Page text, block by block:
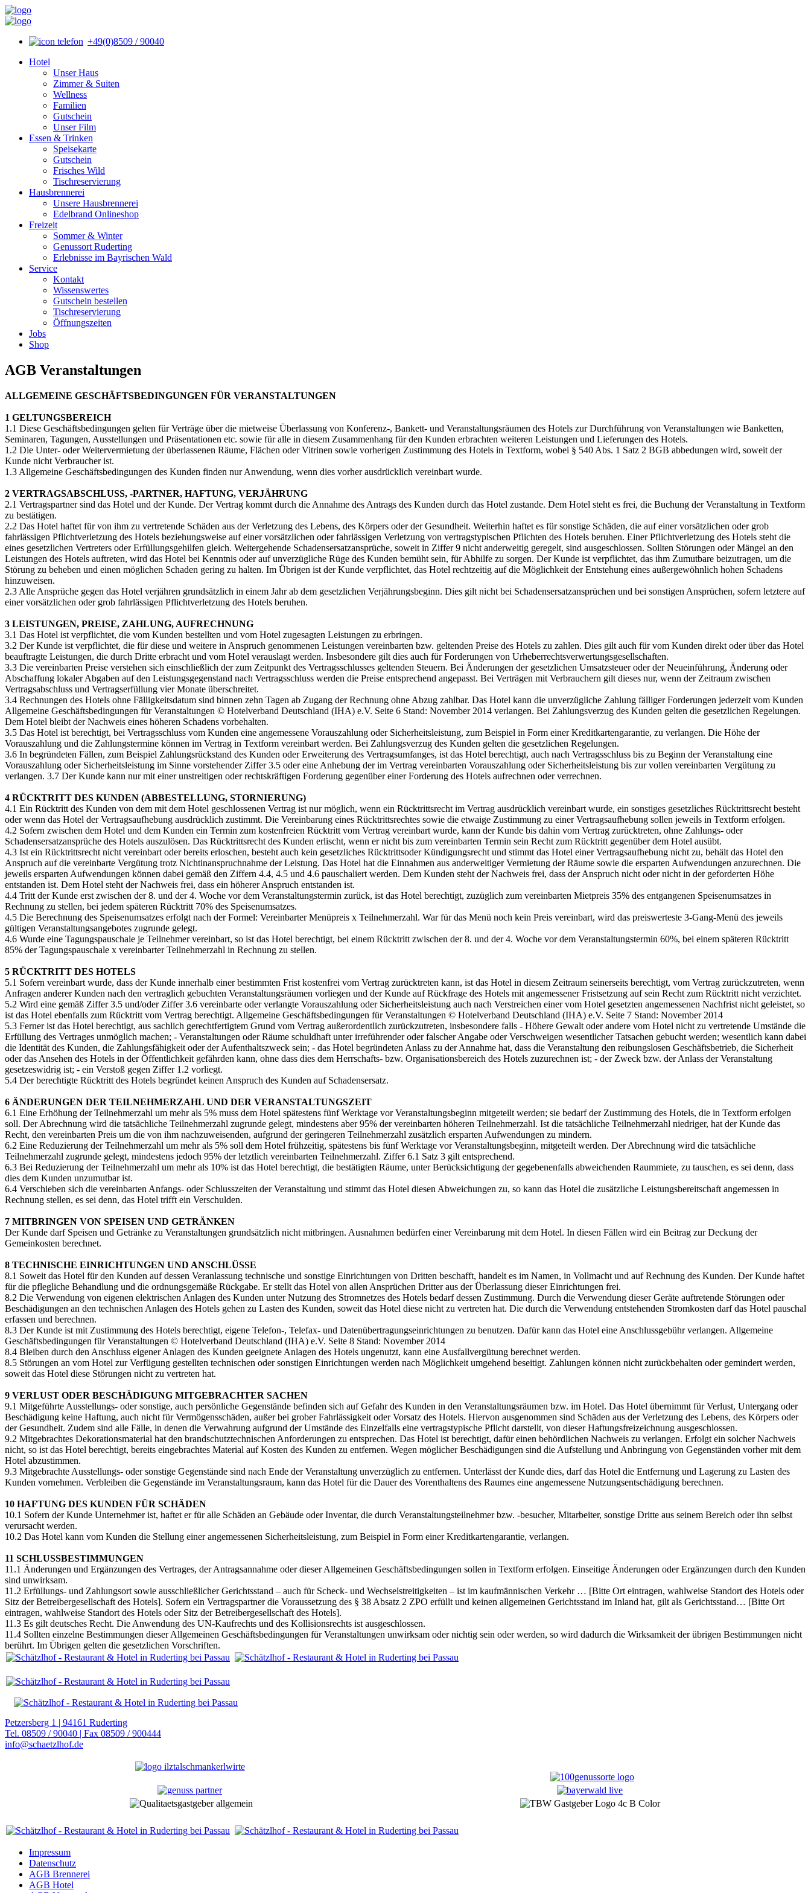
+49(0)8509 / 90040
Hotel
Unser Haus
Zimmer & Suiten
Wellness
Familien
Gutschein
Unser Film
Essen & Trinken
Speisekarte
Gutschein
Frisches Wild
Tischreservierung
Hausbrennerei
Unsere Hausbrennerei
Edelbrand Onlineshop
Freizeit
Sommer & Winter
Genussort Ruderting
Erlebnisse im Bayrischen Wald
Service
Kontakt
Wissenswertes
Gutschein bestellen
Tischreservierung
Öffnungszeiten
Jobs
Shop
AGB Veranstaltungen
ALLGEMEINE GESCHÄFTSBEDINGUNGEN FÜR VERANSTALTUNGEN
1 GELTUNGSBEREICH
1.1 Diese Geschäftsbedingungen gelten für Verträge über die mietweise Überlassung von Konferenz-, Bankett- und Veranstaltungsräumen des Hotels zur Durchführung von Veranstaltungen wie Banketten,
Seminaren, Tagungen, Ausstellungen und Präsentationen etc. sowie für alle in diesem Zusammenhang für den Kunden erbrachten weiteren Leistungen und Lieferungen des Hotels.
1.2 Die Unter- oder Weitervermietung der überlassenen Räume, Flächen oder Vitrinen sowie vorherigen Zustimmung des Hotels in Textform, wobei § 540 Abs. 1 Satz 2 BGB abbedungen wird, soweit der
Kunde nicht Verbraucher ist.
1.3 Allgemeine Geschäftsbedingungen des Kunden finden nur Anwendung, wenn dies vorher ausdrücklich vereinbart wurde.
2 VERTRAGSABSCHLUSS, -PARTNER, HAFTUNG, VERJÄHRUNG
2.1 Vertragspartner sind das Hotel und der Kunde. Der Vertrag kommt durch die Annahme des Antrags des Kunden durch das Hotel zustande. Dem Hotel steht es frei, die Buchung der Veranstaltung in Textform
zu bestätigen.
2.2 Das Hotel haftet für von ihm zu vertretende Schäden aus der Verletzung des Lebens, des Körpers oder der Gesundheit. Weiterhin haftet es für sonstige Schäden, die auf einer vorsätzlichen oder grob
fahrlässigen Pflichtverletzung des Hotels beziehungsweise auf einer vorsätzlichen oder fahrlässigen Verletzung von vertragstypischen Pflichten des Hotels beruhen. Einer Pflichtverletzung des Hotels steht die
eines gesetzlichen Vertreters oder Erfüllungsgehilfen gleich. Weitergehende Schadensersatzansprüche, soweit in Ziffer 9 nicht anderweitig geregelt, sind ausgeschlossen. Sollten Störungen oder Mängel an den
Leistungen des Hotels auftreten, wird das Hotel bei Kenntnis oder auf unverzügliche Rüge des Kunden bemüht sein, für Abhilfe zu sorgen. Der Kunde ist verpflichtet, das ihm Zumutbare beizutragen, um die
Störung zu beheben und einen möglichen Schaden gering zu halten. Im Übrigen ist der Kunde verpflichtet, das Hotel rechtzeitig auf die Möglichkeit der Entstehung eines außergewöhnlich hohen Schadens
hinzuweisen.
2.3 Alle Ansprüche gegen das Hotel verjähren grundsätzlich in einem Jahr ab dem gesetzlichen Verjährungsbeginn. Dies gilt nicht bei Schadensersatzansprüchen und bei sonstigen Ansprüchen, sofern letztere auf
einer vorsätzlichen oder grob fahrlässigen Pflichtverletzung des Hotels beruhen.
3 LEISTUNGEN, PREISE, ZAHLUNG, AUFRECHNUNG
3.1 Das Hotel ist verpflichtet, die vom Kunden bestellten und vom Hotel zugesagten Leistungen zu erbringen.
3.2 Der Kunde ist verpflichtet, die für diese und weitere in Anspruch genommenen Leistungen vereinbarten bzw. geltenden Preise des Hotels zu zahlen. Dies gilt auch für vom Kunden direkt oder über das Hotel
beauftragte Leistungen, die durch Dritte erbracht und vom Hotel verauslagt werden. Insbesondere gilt dies auch für Forderungen von Urheberrechtsverwertungsgesellschaften.
3.3 Die vereinbarten Preise verstehen sich einschließlich der zum Zeitpunkt des Vertragsschlusses geltenden Steuern. Bei Änderungen der gesetzlichen Umsatzsteuer oder der Neueinführung, Änderung oder
Abschaffung lokaler Abgaben auf den Leistungsgegenstand nach Vertragsschluss werden die Preise entsprechend angepasst. Bei Verträgen mit Verbrauchern gilt dieses nur, wenn der Zeitraum zwischen
Vertragsabschluss und Vertragserfüllung vier Monate überschreitet.
3.4 Rechnungen des Hotels ohne Fälligkeitsdatum sind binnen zehn Tagen ab Zugang der Rechnung ohne Abzug zahlbar. Das Hotel kann die unverzügliche Zahlung fälliger Forderungen jederzeit vom Kunden
Allgemeine Geschäftsbedingungen für Veranstaltungen © Hotelverband Deutschland (IHA) e.V. Seite 6 Stand: November 2014 verlangen. Bei Zahlungsverzug des Kunden gelten die gesetzlichen Regelungen.
Dem Hotel bleibt der Nachweis eines höheren Schadens vorbehalten.
3.5 Das Hotel ist berechtigt, bei Vertragsschluss vom Kunden eine angemessene Vorauszahlung oder Sicherheitsleistung, zum Beispiel in Form einer Kreditkartengarantie, zu verlangen. Die Höhe der
Vorauszahlung und die Zahlungstermine können im Vertrag in Textform vereinbart werden. Bei Zahlungsverzug des Kunden gelten die gesetzlichen Regelungen.
3.6 In begründeten Fällen, zum Beispiel Zahlungsrückstand des Kunden oder Erweiterung des Vertragsumfanges, ist das Hotel berechtigt, auch nach Vertragsschluss bis zu Beginn der Veranstaltung eine
Vorauszahlung oder Sicherheitsleistung im Sinne vorstehender Ziffer 3.5 oder eine Anhebung der im Vertrag vereinbarten Vorauszahlung oder Sicherheitsleistung bis zur vollen vereinbarten Vergütung zu
verlangen. 3.7 Der Kunde kann nur mit einer unstreitigen oder rechtskräftigen Forderung gegenüber einer Forderung des Hotels aufrechnen oder verrechnen.
4 RÜCKTRITT DES KUNDEN (ABBESTELLUNG, STORNIERUNG)
4.1 Ein Rücktritt des Kunden von dem mit dem Hotel geschlossenen Vertrag ist nur möglich, wenn ein Rücktrittsrecht im Vertrag ausdrücklich vereinbart wurde, ein sonstiges gesetzliches Rücktrittsrecht besteht
oder wenn das Hotel der Vertragsaufhebung ausdrücklich zustimmt. Die Vereinbarung eines Rücktrittsrechtes sowie die etwaige Zustimmung zu einer Vertragsaufhebung sollen jeweils in Textform erfolgen.
4.2 Sofern zwischen dem Hotel und dem Kunden ein Termin zum kostenfreien Rücktritt vom Vertrag vereinbart wurde, kann der Kunde bis dahin vom Vertrag zurücktreten, ohne Zahlungs- oder
Schadensersatzansprüche des Hotels auszulösen. Das Rücktrittsrecht des Kunden erlischt, wenn er nicht bis zum vereinbarten Termin sein Recht zum Rücktritt gegenüber dem Hotel ausübt.
4.3 Ist ein Rücktrittsrecht nicht vereinbart oder bereits erloschen, besteht auch kein gesetzliches Rücktrittsoder Kündigungsrecht und stimmt das Hotel einer Vertragsaufhebung nicht zu, behält das Hotel den
Anspruch auf die vereinbarte Vergütung trotz Nichtinanspruchnahme der Leistung. Das Hotel hat die Einnahmen aus anderweitiger Vermietung der Räume sowie die ersparten Aufwendungen anzurechnen. Die
jeweils ersparten Aufwendungen können dabei gemäß den Ziffern 4.4, 4.5 und 4.6 pauschaliert werden. Dem Kunden steht der Nachweis frei, dass der Anspruch nicht oder nicht in der geforderten Höhe
entstanden ist. Dem Hotel steht der Nachweis frei, dass ein höherer Anspruch entstanden ist.
4.4 Tritt der Kunde erst zwischen der 8. und der 4. Woche vor dem Veranstaltungstermin zurück, ist das Hotel berechtigt, zuzüglich zum vereinbarten Mietpreis 35% des entgangenen Speisenumsatzes in
Rechnung zu stellen, bei jedem späteren Rücktritt 70% des Speisenumsatzes.
4.5 Die Berechnung des Speisenumsatzes erfolgt nach der Formel: Vereinbarter Menüpreis x Teilnehmerzahl. War für das Menü noch kein Preis vereinbart, wird das preiswerteste 3-Gang-Menü des jeweils
gültigen Veranstaltungsangebotes zugrunde gelegt.
4.6 Wurde eine Tagungspauschale je Teilnehmer vereinbart, so ist das Hotel berechtigt, bei einem Rücktritt zwischen der 8. und der 4. Woche vor dem Veranstaltungstermin 60%, bei einem späteren Rücktritt
85% der Tagungspauschale x vereinbarter Teilnehmerzahl in Rechnung zu stellen.
5 RÜCKTRITT DES HOTELS
5.1 Sofern vereinbart wurde, dass der Kunde innerhalb einer bestimmten Frist kostenfrei vom Vertrag zurücktreten kann, ist das Hotel in diesem Zeitraum seinerseits berechtigt, vom Vertrag zurückzutreten, wenn
Anfragen anderer Kunden nach den vertraglich gebuchten Veranstaltungsräumen vorliegen und der Kunde auf Rückfrage des Hotels mit angemessener Fristsetzung auf sein Recht zum Rücktritt nicht verzichtet.
5.2 Wird eine gemäß Ziffer 3.5 und/oder Ziffer 3.6 vereinbarte oder verlangte Vorauszahlung oder Sicherheitsleistung auch nach Verstreichen einer vom Hotel gesetzten angemessenen Nachfrist nicht geleistet, so
ist das Hotel ebenfalls zum Rücktritt vom Vertrag berechtigt. Allgemeine Geschäftsbedingungen für Veranstaltungen © Hotelverband Deutschland (IHA) e.V. Seite 7 Stand: November 2014
5.3 Ferner ist das Hotel berechtigt, aus sachlich gerechtfertigtem Grund vom Vertrag außerordentlich zurückzutreten, insbesondere falls - Höhere Gewalt oder andere vom Hotel nicht zu vertretende Umstände die
Erfüllung des Vertrages unmöglich machen; - Veranstaltungen oder Räume schuldhaft unter irreführender oder falscher Angabe oder Verschweigen wesentlicher Tatsachen gebucht werden; wesentlich kann dabei
die Identität des Kunden, die Zahlungsfähigkeit oder der Aufenthaltszweck sein; - das Hotel begründeten Anlass zu der Annahme hat, dass die Veranstaltung den reibungslosen Geschäftsbetrieb, die Sicherheit
oder das Ansehen des Hotels in der Öffentlichkeit gefährden kann, ohne dass dies dem Herrschafts- bzw. Organisationsbereich des Hotels zuzurechnen ist; - der Zweck bzw. der Anlass der Veranstaltung
gesetzeswidrig ist; - ein Verstoß gegen Ziffer 1.2 vorliegt.
5.4 Der berechtigte Rücktritt des Hotels begründet keinen Anspruch des Kunden auf Schadensersatz.
6 ÄNDERUNGEN DER TEILNEHMERZAHL UND DER VERANSTALTUNGSZEIT
6.1 Eine Erhöhung der Teilnehmerzahl um mehr als 5% muss dem Hotel spätestens fünf Werktage vor Veranstaltungsbeginn mitgeteilt werden; sie bedarf der Zustimmung des Hotels, die in Textform erfolgen
soll. Der Abrechnung wird die tatsächliche Teilnehmerzahl zugrunde gelegt, mindestens aber 95% der vereinbarten höheren Teilnehmerzahl. Ist die tatsächliche Teilnehmerzahl niedriger, hat der Kunde das
Recht, den vereinbarten Preis um die von ihm nachzuweisenden, aufgrund der geringeren Teilnehmerzahl zusätzlich ersparten Aufwendungen zu mindern.
6.2 Eine Reduzierung der Teilnehmerzahl um mehr als 5% soll dem Hotel frühzeitig, spätestens bis fünf Werktage vor Veranstaltungsbeginn, mitgeteilt werden. Der Abrechnung wird die tatsächliche
Teilnehmerzahl zugrunde gelegt, mindestens jedoch 95% der letztlich vereinbarten Teilnehmerzahl. Ziffer 6.1 Satz 3 gilt entsprechend.
6.3 Bei Reduzierung der Teilnehmerzahl um mehr als 10% ist das Hotel berechtigt, die bestätigten Räume, unter Berücksichtigung der gegebenenfalls abweichenden Raummiete, zu tauschen, es sei denn, dass
dies dem Kunden unzumutbar ist.
6.4 Verschieben sich die vereinbarten Anfangs- oder Schlusszeiten der Veranstaltung und stimmt das Hotel diesen Abweichungen zu, so kann das Hotel die zusätzliche Leistungsbereitschaft angemessen in
Rechnung stellen, es sei denn, das Hotel trifft ein Verschulden.
7 MITBRINGEN VON SPEISEN UND GETRÄNKEN
Der Kunde darf Speisen und Getränke zu Veranstaltungen grundsätzlich nicht mitbringen. Ausnahmen bedürfen einer Vereinbarung mit dem Hotel. In diesen Fällen wird ein Beitrag zur Deckung der
Gemeinkosten berechnet.
8 TECHNISCHE EINRICHTUNGEN UND ANSCHLÜSSE
8.1 Soweit das Hotel für den Kunden auf dessen Veranlassung technische und sonstige Einrichtungen von Dritten beschafft, handelt es im Namen, in Vollmacht und auf Rechnung des Kunden. Der Kunde haftet
für die pflegliche Behandlung und die ordnungsgemäße Rückgabe. Er stellt das Hotel von allen Ansprüchen Dritter aus der Überlassung dieser Einrichtungen frei.
8.2 Die Verwendung von eigenen elektrischen Anlagen des Kunden unter Nutzung des Stromnetzes des Hotels bedarf dessen Zustimmung. Durch die Verwendung dieser Geräte auftretende Störungen oder
Beschädigungen an den technischen Anlagen des Hotels gehen zu Lasten des Kunden, soweit das Hotel diese nicht zu vertreten hat. Die durch die Verwendung entstehenden Stromkosten darf das Hotel pauschal
erfassen und berechnen.
8.3 Der Kunde ist mit Zustimmung des Hotels berechtigt, eigene Telefon-, Telefax- und Datenübertragungseinrichtungen zu benutzen. Dafür kann das Hotel eine Anschlussgebühr verlangen. Allgemeine
Geschäftsbedingungen für Veranstaltungen © Hotelverband Deutschland (IHA) e.V. Seite 8 Stand: November 2014
8.4 Bleiben durch den Anschluss eigener Anlagen des Kunden geeignete Anlagen des Hotels ungenutzt, kann eine Ausfallvergütung berechnet werden.
8.5 Störungen an vom Hotel zur Verfügung gestellten technischen oder sonstigen Einrichtungen werden nach Möglichkeit umgehend beseitigt. Zahlungen können nicht zurückbehalten oder gemindert werden,
soweit das Hotel diese Störungen nicht zu vertreten hat.
9 VERLUST ODER BESCHÄDIGUNG MITGEBRACHTER SACHEN
9.1 Mitgeführte Ausstellungs- oder sonstige, auch persönliche Gegenstände befinden sich auf Gefahr des Kunden in den Veranstaltungsräumen bzw. im Hotel. Das Hotel übernimmt für Verlust, Untergang oder
Beschädigung keine Haftung, auch nicht für Vermögensschäden, außer bei grober Fahrlässigkeit oder Vorsatz des Hotels. Hiervon ausgenommen sind Schäden aus der Verletzung des Lebens, des Körpers oder
der Gesundheit. Zudem sind alle Fälle, in denen die Verwahrung aufgrund der Umstände des Einzelfalls eine vertragstypische Pflicht darstellt, von dieser Haftungsfreizeichnung ausgeschlossen.
9.2 Mitgebrachtes Dekorationsmaterial hat den brandschutztechnischen Anforderungen zu entsprechen. Das Hotel ist berechtigt, dafür einen behördlichen Nachweis zu verlangen. Erfolgt ein solcher Nachweis
nicht, so ist das Hotel berechtigt, bereits eingebrachtes Material auf Kosten des Kunden zu entfernen. Wegen möglicher Beschädigungen sind die Aufstellung und Anbringung von Gegenständen vorher mit dem
Hotel abzustimmen.
9.3 Mitgebrachte Ausstellungs- oder sonstige Gegenstände sind nach Ende der Veranstaltung unverzüglich zu entfernen. Unterlässt der Kunde dies, darf das Hotel die Entfernung und Lagerung zu Lasten des
Kunden vornehmen. Verbleiben die Gegenstände im Veranstaltungsraum, kann das Hotel für die Dauer des Vorenthaltens des Raumes eine angemessene Nutzungsentschädigung berechnen.
10 HAFTUNG DES KUNDEN FÜR SCHÄDEN
10.1 Sofern der Kunde Unternehmer ist, haftet er für alle Schäden an Gebäude oder Inventar, die durch Veranstaltungsteilnehmer bzw. -besucher, Mitarbeiter, sonstige Dritte aus seinem Bereich oder ihn selbst
verursacht werden.
10.2 Das Hotel kann vom Kunden die Stellung einer angemessenen Sicherheitsleistung, zum Beispiel in Form einer Kreditkartengarantie, verlangen.
11 SCHLUSSBESTIMMUNGEN
11.1 Änderungen und Ergänzungen des Vertrages, der Antragsannahme oder dieser Allgemeinen Geschäftsbedingungen sollen in Textform erfolgen. Einseitige Änderungen oder Ergänzungen durch den Kunden
sind unwirksam.
11.2 Erfüllungs- und Zahlungsort sowie ausschließlicher Gerichtsstand – auch für Scheck- und Wechselstreitigkeiten – ist im kaufmännischen Verkehr … [Bitte Ort eintragen, wahlweise Standort des Hotels oder
Sitz der Betreibergesellschaft des Hotels]. Sofern ein Vertragspartner die Voraussetzung des § 38 Absatz 2 ZPO erfüllt und keinen allgemeinen Gerichtsstand im Inland hat, gilt als Gerichtsstand… [Bitte Ort
eintragen, wahlweise Standort des Hotels oder Sitz der Betreibergesellschaft des Hotels].
11.3 Es gilt deutsches Recht. Die Anwendung des UN-Kaufrechts und des Kollisionsrechts ist ausgeschlossen.
11.4 Sollten einzelne Bestimmungen dieser Allgemeinen Geschäftsbedingungen für Veranstaltungen unwirksam oder nichtig sein oder werden, so wird dadurch die Wirksamkeit der übrigen Bestimmungen nicht
berührt. Im Übrigen gelten die gesetzlichen Vorschriften.
Petzersberg 1 | 94161 Ruderting
Tel. 08509 / 90040 | Fax 08509 / 900444
info@schaetzlhof.de
Impressum
Datenschutz
AGB Brennerei
AGB Hotel